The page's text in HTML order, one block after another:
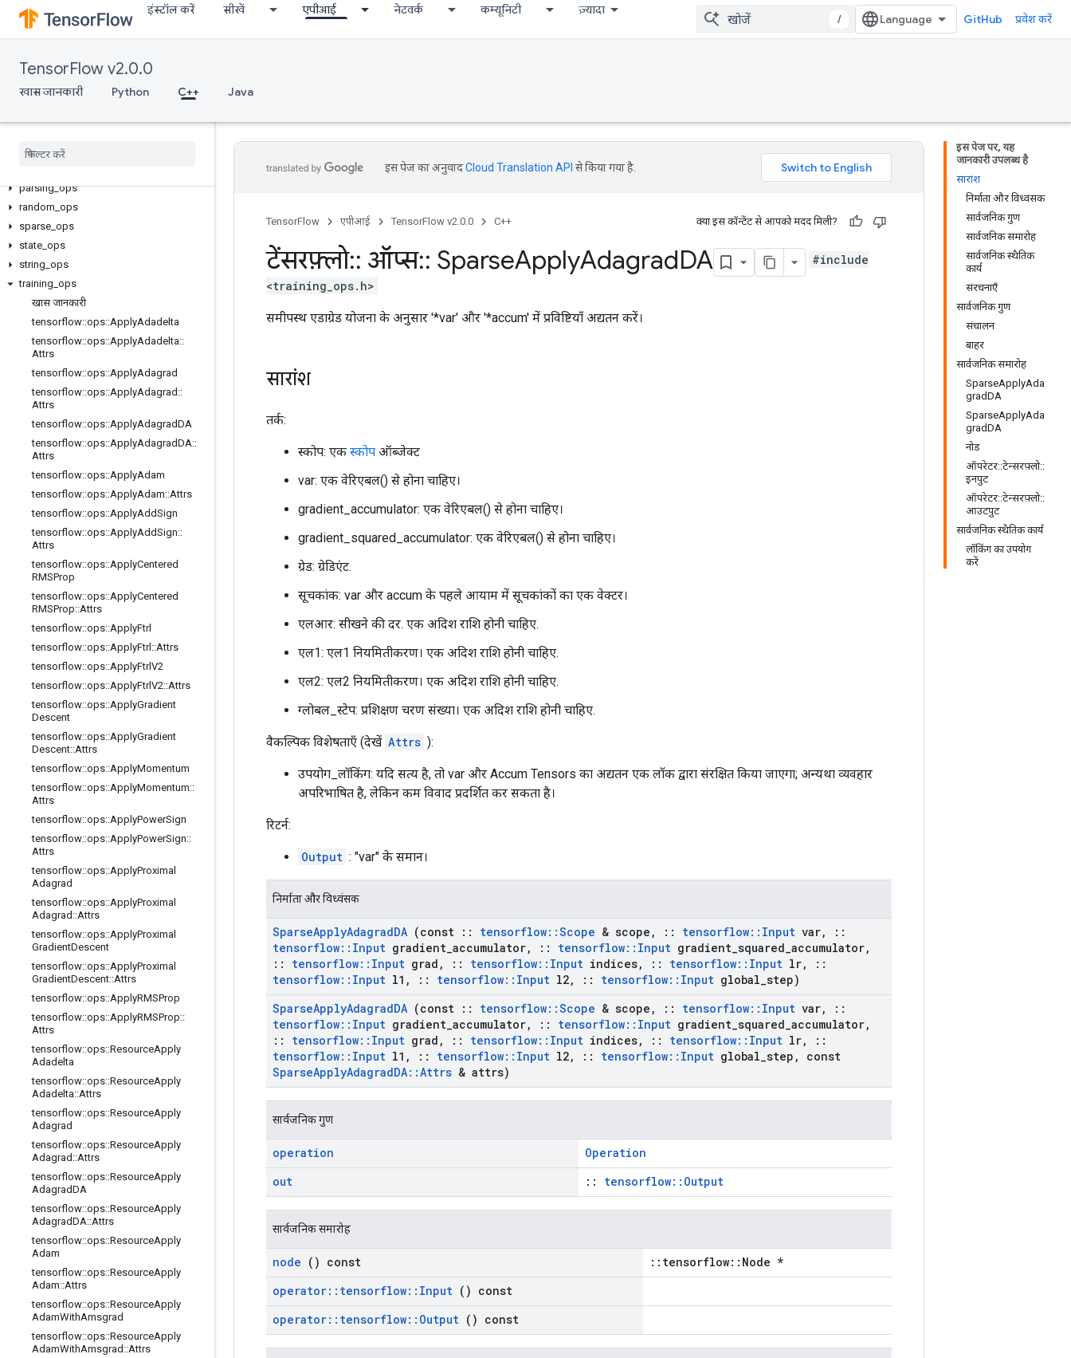
इंस्टॉल करें सीखें एपीआई नेटवर्क कम्यूनिटी ज़्यादा
/ GitHub प्रवेश करें
TensorFlow v2.0.0
खास जानकारी Python C++ Java
control_flow_ops
image_ops
io_ops
nn_ops
parsing_ops
random ops
sparse ops
state ops
string ops
training ops
खास जानकारी
tensorflow::ops::ApplyAdadelta
tensorflow::ops::ApplyAdadelta::
Attrs
tensorflow::ops::ApplyAdagrad
tensorflow::ops::ApplyAdagrad ::
Attrs
tensorflow::ops::ApplyAdagradDA
tensorflow::ops::ApplyAdagradDA::
Attrs
tensorflow::ops::ApplyAdam
tensorflow::ops::ApplyAdam::Attrs
tensorflow::ops::ApplyAddSign
tensorflow::ops::ApplyAddSign::
Attrs
tensorflow::ops::ApplyCentered
RMSProp
tensorflow::ops::ApplyCentered
RMSProp::Attrs
tensorflow::ops::ApplyFtrl
tensorflow::ops::ApplyFtrl ::Attrs
tensorflow::ops::ApplyFtrlV2
tensorflow::ops::ApplyFtrlV2::Attrs
tensorflow::ops::ApplyGradient
Descent
tensorflow::ops::ApplyGradient
Descent::Attrs
tensorflow::ops::ApplyMomentum
tensorflow::ops::ApplyMomentum::
Attrs
tensorflow::ops::ApplyPowerSign
tensorflow::ops::ApplyPowerSign::
Attrs
tensorflow::ops::ApplyProximal
Adagrad
tensorflow::ops::ApplyProximal
Adagrad ::Attrs
tensorflow::ops::ApplyProximal
GradientDescent
tensorflow::ops::ApplyProximal
GradientDescent::Attrs
tensorflow::ops::ApplyRMSProp
tensorflow::ops::ApplyRMSProp::
Attrs
tensorflow::ops::ResourceApply
Adadelta
tensorflow::ops::ResourceApply
Adadelta::Attrs
tensorflow::ops::ResourceApply
Adagrad
tensorflow::ops::ResourceApply
Adagrad ::Attrs
tensorflow::ops::ResourceApply
AdagradDA
tensorflow::ops::ResourceApply
AdagradDA::Attrs
tensorflow::ops::ResourceApply
Adam
tensorflow::ops::ResourceApply
Adam::Attrs
tensorflow::ops::ResourceApply
AdamWithAmsgrad
tensorflow::ops::ResourceApply
AdamWithAmsgrad ::Attrs
इस पेज पर, यह
जानकारी उपलब्ध है
सारांश
निर्माता और विध्वंसक
सार्वजनिक गुण
सार्वजनिक समारोह
सार्वजनिक स्थैतिक
कार्य
संरचनाएँ
सार्वजनिक गुण
संचालन
बाहर
सार्वजनिक समारोह
SparseApplyAda
gradDA
SparseApplyAda
gradDA
नोड
ऑपरेटर::टेन्सरफ़्लो::
इनपुट
ऑपरेटर::टेन्सरफ़्लो::
आउटपुट
सार्वजनिक स्थैतिक कार्य
लॉकिंग का उपयोग
करें
इस पेज का अनुवादCloud Translation API से किया गया है.
TensorFlow एपीआई TensorFlow v2.0.0 C++ क्या इस कॉन्टेंट से आपको मदद मिली?
टेंसरफ़्लो:: ऑप्स:: SparseApplyAdagradDA
#include
<training_ops.h>
समीपस्थ एडाग्रेड योजना के अनुसार '*var' और '*accum' में प्रविष्टियाँ अद्यतन करें।
सारांश
तर्क:
स्कोप: एक स्कोप ऑब्जेक्ट
var: एक वेरिएबल() से होना चाहिए।
gradient_accumulator: एक वेरिएबल() से होना चाहिए।
gradient_squared_accumulator: एक वेरिएबल() से होना चाहिए।
ग्रेड: ग्रेडिएंट.
सूचकांक: var और accum के पहले आयाम में सूचकांकों का एक वेक्टर।
एलआर: सीखने की दर. एक अदिश राशि होनी चाहिए.
एल1: एल1 नियमितीकरण। एक अदिश राशि होनी चाहिए.
एल2: एल2 नियमितीकरण। एक अदिश राशि होनी चाहिए.
ग्लोबल_स्टेप: प्रशिक्षण चरण संख्या। एक अदिश राशि होनी चाहिए.
वैकल्पिक विशेषताएँ (देखें Attrs ):
उपयोग_लॉकिंग: यदि सत्य है, तो var और Accum Tensors का अद्यतन एक लॉक द्वारा संरक्षित किया जाएगा; अन्यथा व्यवहार
अपरिभाषित है, लेकिन कम विवाद प्रदर्शित कर सकता है।
रिटर्न:
Output : "var" के समान।
निर्माता और विध्वंसक
SparseApplyAdagradDA (const :: tensorflow::Scope & scope , :: tensorflow:: Input var,
::
tensorflow:: Input gradient accumulator, :: tensorflow:: Input gradient squared accumulator,
::
tensorflow:: Input grad , :: tensorflow:: Input indices, :: tensorflow:: Input lr,
::
tensorflow:: Input l1 , :: tensorflow:: Input l2, :: tensorflow:: Input global step)
SparseApplyAdagradDA (const :: tensorflow::Scope & scope , :: tensorflow:: Input var,
::
tensorflow:: Input gradient accumulator, :: tensorflow:: Input gradient squared accumulator,
::
tensorflow:: Input grad , :: tensorflow:: Input indices, :: tensorflow:: Input lr,
::
tensorflow:: Input l1 , :: tensorflow:: Input l2, :: tensorflow:: Input global step ,
const
SparseApplyAdagradDA::Attrs & attrs)
सार्वजनिक गुण
operation
Operation
out
:: tensorflow::Output
सार्वजनिक समारोह
node () const
::tensorflow::Node *
operator:: tensorflow:: Input () const
operator:: tensorflow:: Output () const